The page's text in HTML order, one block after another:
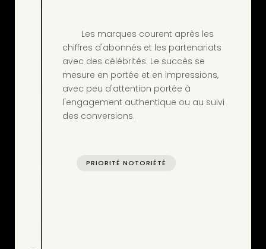
chiffres d'abonnés et les partenariats
avec des célébrités. Le succès se
mesure en portée et en impressions,
avec peu d'attention portée à
l'engagement authentique ou au suivi
des conversions.
PRIORITÉ NOTORIÉTÉ